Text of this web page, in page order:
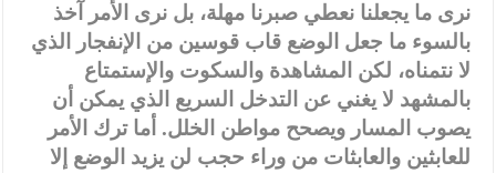
نرى ما يجعلنا نعطي صبرنا مهلة، بل نرى الأمر آخذ
بالسوء ما جعل الوضع قاب قوسين من الإنفجار الذي
لا نتمناه، لكن المشاهدة والسكوت والإستمتاع
بالمشهد لا يغني عن التدخل السريع الذي يمكن أن
يصوب المسار ويصحح مواطن الخلل. أما ترك الأمر
للعابثين والعابثات من وراء حجب لن يزيد الوضع إلا